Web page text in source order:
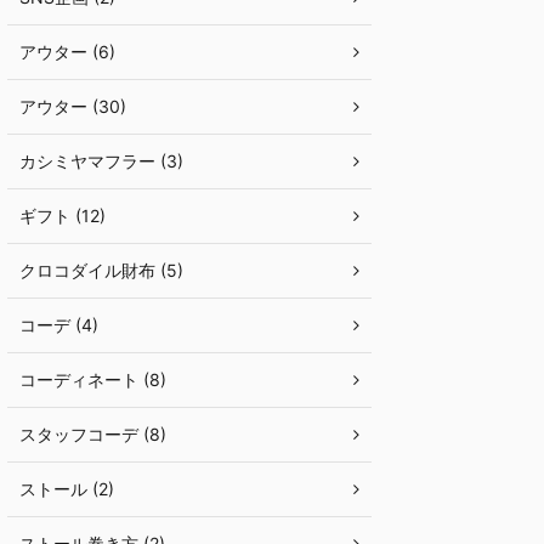
アウター (6)
アウター (30)
カシミヤマフラー (3)
ギフト (12)
クロコダイル財布 (5)
コーデ (4)
コーディネート (8)
スタッフコーデ (8)
ストール (2)